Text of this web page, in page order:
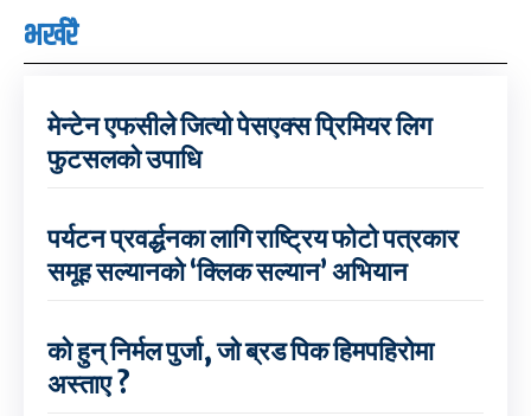
भर्खरै
मेन्टेन एफसीले जित्यो पेसएक्स प्रिमियर लिग
फुटसलको उपाधि
पर्यटन प्रवर्द्धनका लागि राष्ट्रिय फोटो पत्रकार
समूह सल्यानको ‘क्लिक सल्यान’ अभियान
को हुन् निर्मल पुर्जा, जो ब्रड पिक हिमपहिरोमा
अस्ताए ?